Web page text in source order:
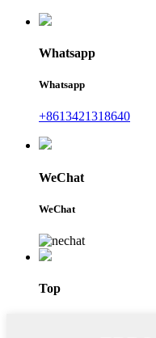
Whatsapp
Whatsapp
+8613421318640
WeChat
WeChat
Top